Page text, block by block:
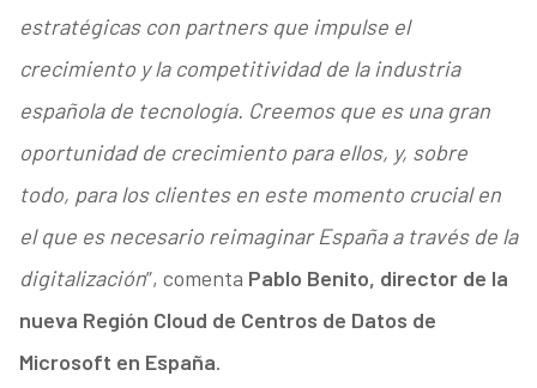
estratégicas con partners que impulse el
crecimiento y la competitividad de la industria
española de tecnología. Creemos que es una gran
oportunidad de crecimiento para ellos, y, sobre
todo, para los clientes en este momento crucial en
el que es necesario reimaginar España a través de la
digitalización”, comenta Pablo Benito, director de la
nueva Región Cloud de Centros de Datos de
Microsoft en España.